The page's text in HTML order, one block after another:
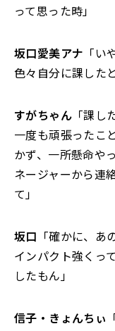
って思った時」
坂口愛美アナ 「
色々自分に課した
すがちゃん 「課
一度も頑張ったこ
かず、一所懸命や
ネージャーから連
て」
坂口 「確かに、
インパクト強くっ
したもん」
信子・きょんちぃ